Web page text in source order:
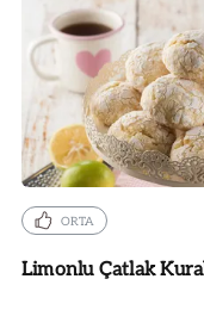
ORTA
Limonlu Çatlak